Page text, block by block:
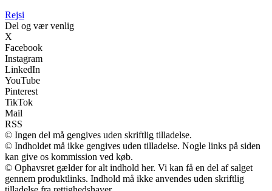
Rejsi
Del og vær venlig
X
Facebook
Instagram
LinkedIn
YouTube
Pinterest
TikTok
Mail
RSS
© Ingen del må gengives uden skriftlig tilladelse.
© Indholdet må ikke gengives uden tilladelse. Nogle links på siden
kan give os kommission ved køb.
© Ophavsret gælder for alt indhold her. Vi kan få en del af salget
gennem produktlinks. Indhold må ikke anvendes uden skriftlig